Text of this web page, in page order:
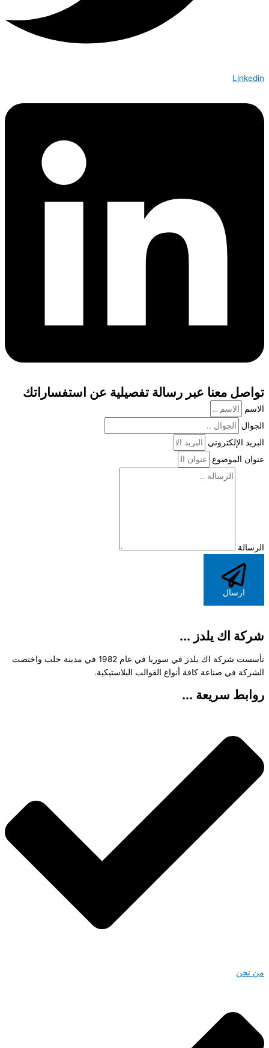
Linkedin
تواصل معنا عبر رسالة تفصيلية عن استفساراتك
الاسم
الجوال
البريد الإلكتروني
عنوان الموضوع
الرسالة
ارسال
شركة اك يلدز ...
تأسست شركة اك يلدز في سوريا في عام 1982 في مدينة حلب واختصت
الشركة في صناعة كافة أنواع القوالب البلاستيكية.
روابط سريعة ...
من نحن